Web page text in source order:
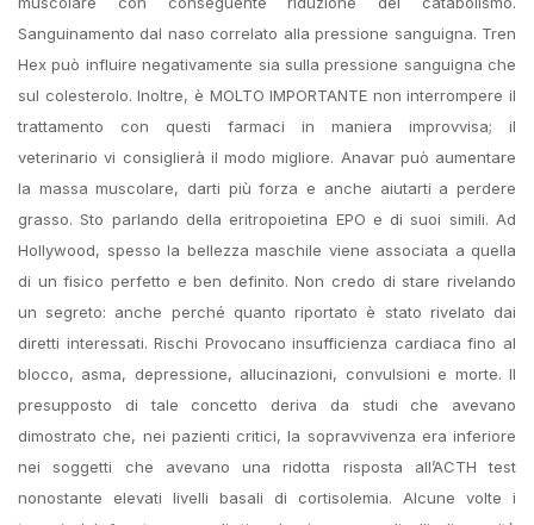
Sanguinamento dal naso correlato alla pressione sanguigna. Tren
Hex può influire negativamente sia sulla pressione sanguigna che
sul colesterolo. Inoltre, è MOLTO IMPORTANTE non interrompere il
trattamento con questi farmaci in maniera improvvisa; il
veterinario vi consiglierà il modo migliore. Anavar può aumentare
la massa muscolare, darti più forza e anche aiutarti a perdere
grasso. Sto parlando della eritropoietina EPO e di suoi simili. Ad
Hollywood, spesso la bellezza maschile viene associata a quella
di un fisico perfetto e ben definito. Non credo di stare rivelando
un segreto: anche perché quanto riportato è stato rivelato dai
diretti interessati. Rischi Provocano insufficienza cardiaca fino al
blocco, asma, depressione, allucinazioni, convulsioni e morte. Il
presupposto di tale concetto deriva da studi che avevano
dimostrato che, nei pazienti critici, la sopravvivenza era inferiore
nei soggetti che avevano una ridotta risposta all’ACTH test
nonostante elevati livelli basali di cortisolemia. Alcune volte i